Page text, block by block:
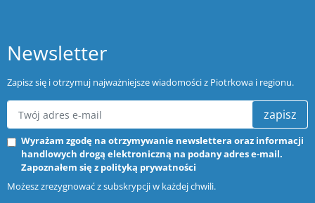
Newsletter
Zapisz się i otrzymuj najważniejsze wiadomości z Piotrkowa i regionu.
zapisz
Wyrażam zgodę na otrzymywanie newslettera oraz informacji
handlowych drogą elektroniczną na podany adres e-mail.
Zapoznałem się z polityką prywatności
Możesz zrezygnować z subskrypcji w każdej chwili.